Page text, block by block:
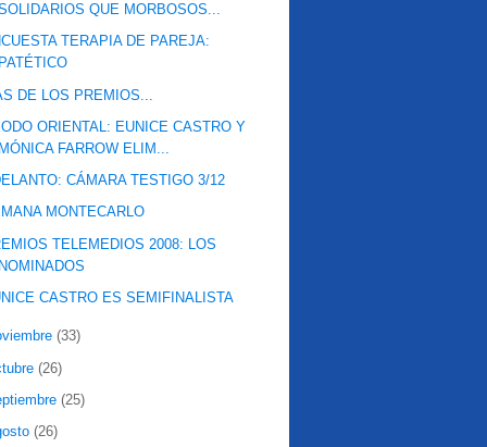
QUE MORBOSOS...
TERAPIA DE PAREJA:
DE LOS PREMIOS...
ORIENTAL: EUNICE CASTRO Y
FARROW ELIM...
CÁMARA TESTIGO 3/12
MONTECARLO
TELEMEDIOS 2008: LOS
CASTRO ES SEMIFINALISTA
(33)
(26)
(25)
(26)